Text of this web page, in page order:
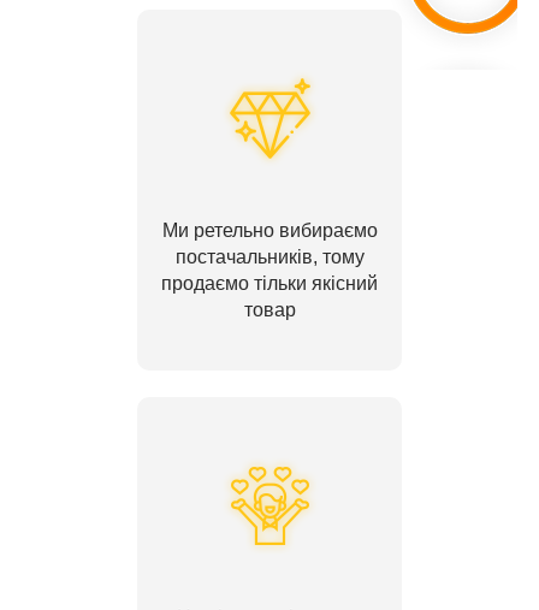
Ми ретельно вибираємо
постачальників, тому
продаємо тільки якісний
товар